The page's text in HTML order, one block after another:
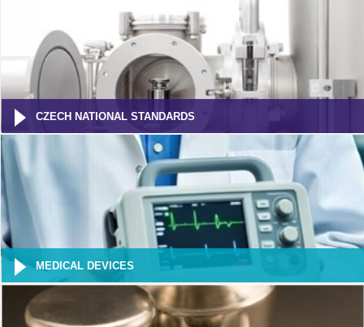
CZECH NATIONAL STANDARDS
MEDICAL DEVICES